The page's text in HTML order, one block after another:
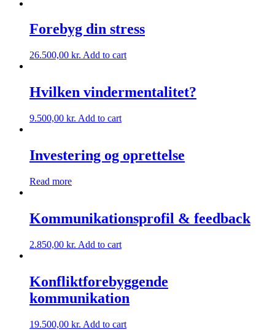
Forebyg din stress
26.500,00 kr. Add to cart
Hvilken vindermentalitet?
9.500,00 kr. Add to cart
Investering og oprettelse
Read more
Kommunikationsprofil & feedback
2.850,00 kr. Add to cart
Konfliktforebyggende
kommunikation
19.500,00 kr. Add to cart